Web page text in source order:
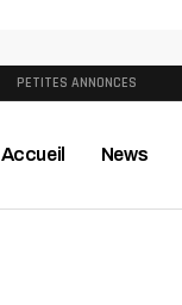
PETITES ANNONCES
Accueil News